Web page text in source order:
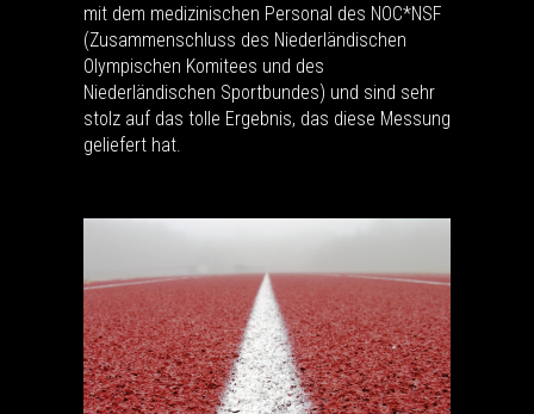
mit dem medizinischen Personal des NOC*NSF
(Zusammenschluss des Niederländischen
Olympischen Komitees und des
Niederländischen Sportbundes) und sind sehr
stolz auf das tolle Ergebnis, das diese Messung
geliefert hat.